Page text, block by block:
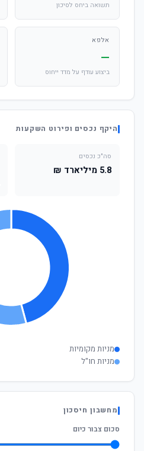
תשואה ביחס לסיכון
אלפא
—
ביצוע עודף על מדד ייחוס
היקף נכסים ופירוט השקעות
סה"כ נכסים
5.8 מיליארד ₪
מניות מקומיות
מניות חו"ל
מחשבון חיסכון
סכום צבור כיום